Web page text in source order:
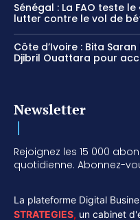
Sénégal : La FAO teste
lutter contre le vol de
Côte d’Ivoire : Bita
Djibril Ouattara pour
Newsletter
Rejoignez les 15 000
quotidienne. Abonnez-
La plateforme Digital
STRATEGIES, un cabinet